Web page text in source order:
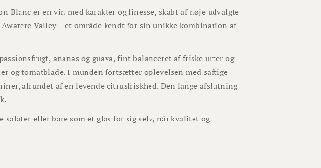
Blanc er en vin med karakter og finesse, skabt af nøje udvalgte
Valley – et område kendt for sin unikke kombination af
ananas og guava, fint balanceret af friske urter og
og tomatblade. I munden fortsætter oplevelsen med saftige
afrundet af en levende citrusfriskhed. Den lange afslutning
eller bare som et glas for sig selv, når kvalitet og